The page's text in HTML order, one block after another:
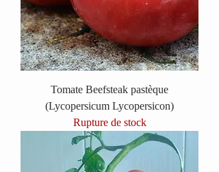
Tomate Beefsteak pastèque
(Lycopersicum Lycopersicon)
Rupture de stock